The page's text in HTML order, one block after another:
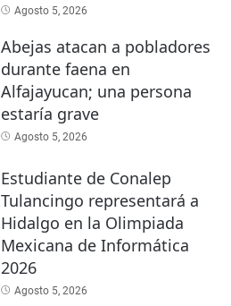
Agosto 5, 2026
Abejas atacan a pobladores
durante faena en
Alfajayucan; una persona
estaría grave
Agosto 5, 2026
Estudiante de Conalep
Tulancingo representará a
Hidalgo en la Olimpiada
Mexicana de Informática
2026
Agosto 5, 2026